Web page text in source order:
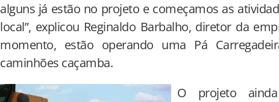
alguns já estão no projeto e começamos as
local”, explicou Reginaldo Barbalho, diretor da
momento, estão operando uma Pá
caminhões caçamba.
O projeto